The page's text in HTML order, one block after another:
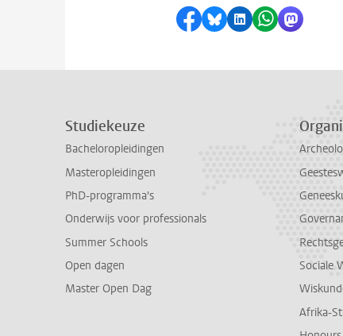
Delen op Facebook
Delen via Bluesky
Delen opDelen via
Delen
Studiekeuze
Bacheloropleidingen
Masteropleidingen
PhD-programma's
Onderwijs voor professionals
Summer Schools
Open dagen
Master Open Dag
Sociale
Afrika-